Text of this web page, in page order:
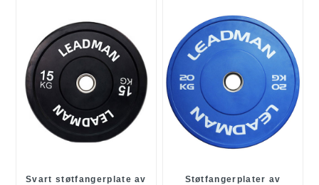
Svart støtfangerplate av
Støtfangerplater av